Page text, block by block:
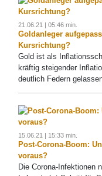
21.06.21 | 05:46 min.
Goldanleger
Kursrichtung?
Gold ist als
kräftig steigender
deutlich Federn
15.06.21 | 15:33 min.
Post-Corona-Boom:
voraus?
Die Corona-Infektionen